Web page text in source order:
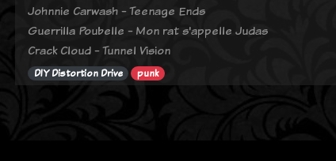
Johnnie Carwash - Teenage Ends
Guerrilla Poubelle - Mon rat s'appelle Judas
Crack Cloud - Tunnel Vision
DIY Distortion Drive punk